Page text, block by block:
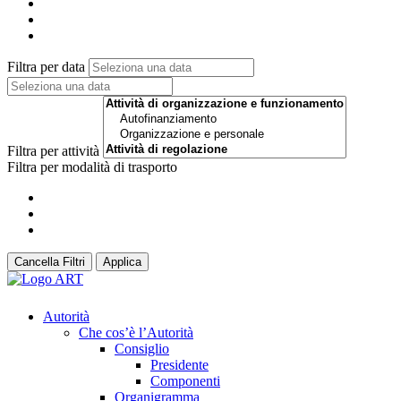
Filtra per data
Filtra per attività
Filtra per modalità di trasporto
Cancella Filtri Applica
Autorità
Che cos’è l’Autorità
Consiglio
Presidente
Componenti
Organigramma